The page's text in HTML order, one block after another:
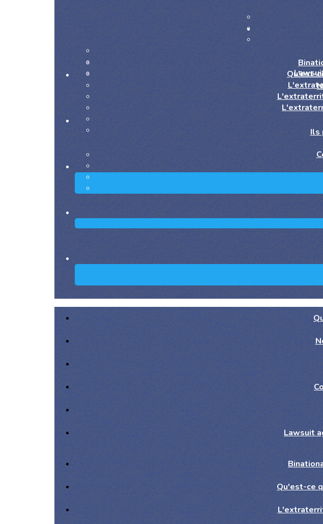
Qu'est-
Ils
Lawsuit
Qu'est-ce